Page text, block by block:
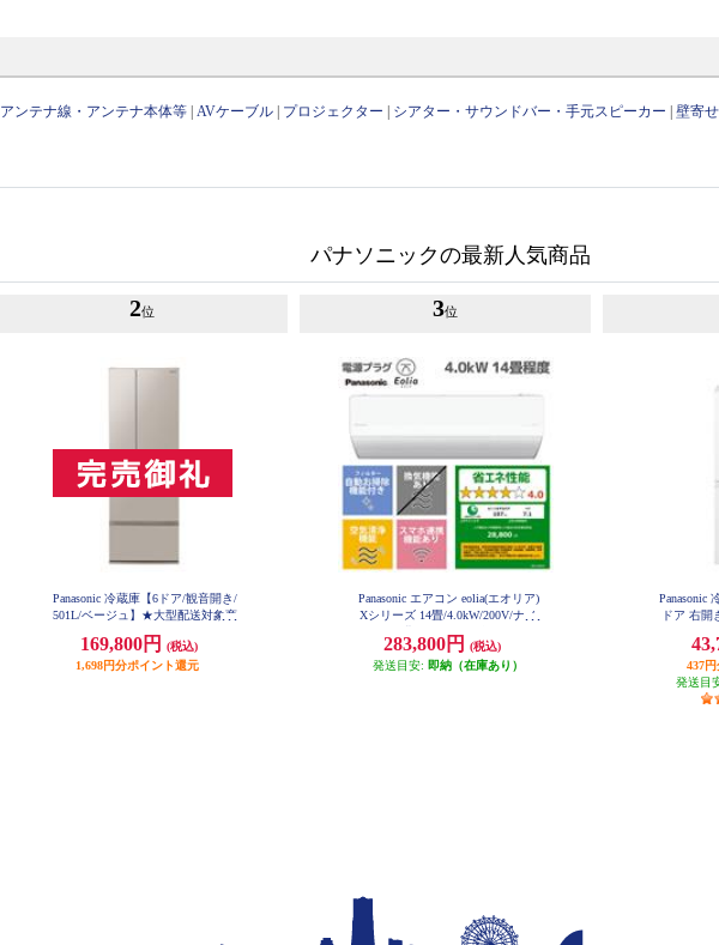
アンテナ線・アンテナ本体等 |AVケーブル プロジェクター シアター・サウンドバー・手元スピーカー |壁寄
パナソニックの最新人気商品
2位
Panasonic 冷蔵庫【6ドア/観音開き/
501L/ベージュ】★大型配送対象商
169,800円
(税込)
1,698円分ポイント還元
3位
Panasonic エアコン eolia(エオリア)
Xシリーズ 14畳/4.0kW/200V/ナノ
付/W/2026年度 CS-X406D2-ESET
283,800円
(税込)
発送目安: 即納（在庫あり）
Panasonic
ドア 右開
437
発送目